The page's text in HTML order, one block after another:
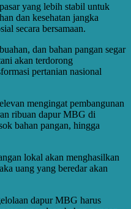
yang lebih stabil untuk
dan kesehatan jangka
secara bersamaan.
dan bahan pangan segar
akan terdorong
pertanian nasional
mengingat pembangunan
ribuan dapur MBG di
bahan pangan, hingga
lokal akan menghasilkan
uang yang beredar akan
dapur MBG harus